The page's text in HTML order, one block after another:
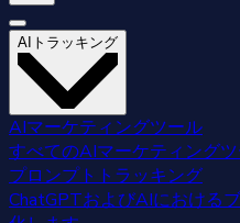
AIトラッキング
AIマーケティングツール
すべてのAIマーケティングツ
プロンプトトラッキング
ChatGPTおよびAIにおける